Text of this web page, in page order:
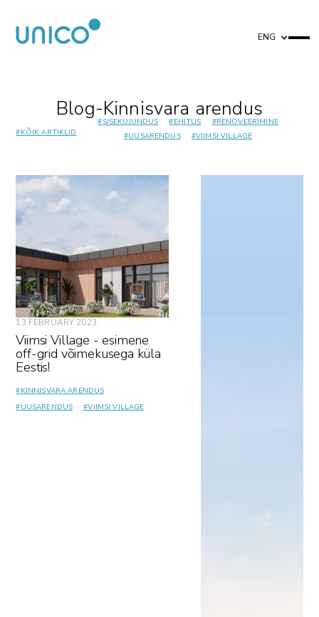
ENG
Blog-Kinnisvara arendus
#KÕIK ARTIKLID
#SISEKUJUNDUS #EHITUS #RENOVEERIMINE
#UUSARENDUS #VIIMSI VILLAGE
13 FEBRUARY 2023
Viimsi Village - esimene
off-grid võimekusega küla
Eestis!
#KINNISVARA ARENDUS
#UUSARENDUS #VIIMSI VILLAGE